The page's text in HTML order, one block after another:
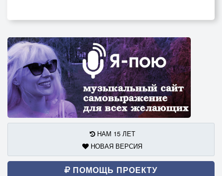
НАМ 15 ЛЕТ
НОВАЯ ВЕРСИЯ
ПОМОЩЬ ПРОЕКТУ